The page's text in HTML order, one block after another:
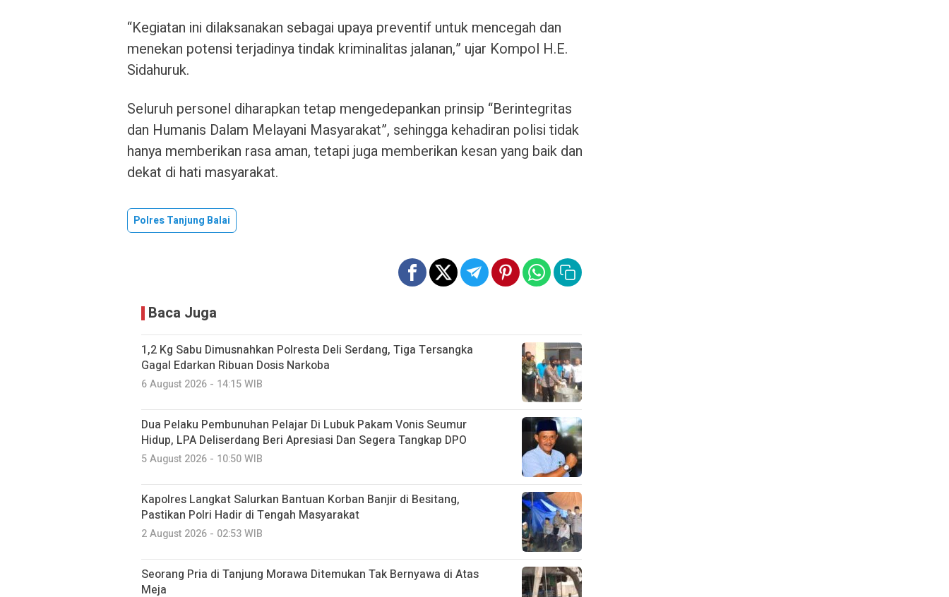
“Kegiatan ini dilaksanakan sebagai upaya preventif untuk mencegah dan
menekan potensi terjadinya tindak kriminalitas jalanan,” ujar Kompol H.E.
Sidahuruk.
Seluruh personel diharapkan tetap mengedepankan prinsip “Berintegritas
dan Humanis Dalam Melayani Masyarakat”, sehingga kehadiran polisi tidak
hanya memberikan rasa aman, tetapi juga memberikan kesan yang baik dan
dekat di hati masyarakat.
Polres Tanjung Balai
Baca Juga
1,2 Kg Sabu Dimusnahkan Polresta Deli Serdang, Tiga Tersangka
Gagal Edarkan Ribuan Dosis Narkoba
6 August 2026 - 14:15 WIB
Dua Pelaku Pembunuhan Pelajar Di Lubuk Pakam Vonis Seumur
Hidup, LPA Deliserdang Beri Apresiasi Dan Segera Tangkap DPO
5 August 2026 - 10:50 WIB
Kapolres Langkat Salurkan Bantuan Korban Banjir di Besitang,
Pastikan Polri Hadir di Tengah Masyarakat
2 August 2026 - 02:53 WIB
Seorang Pria di Tanjung Morawa Ditemukan Tak Bernyawa di Atas
Meja